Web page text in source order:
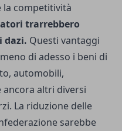
la competitività
trarrebbero
dazi. Questi vantaggi
di adesso i beni di
automobili,
altri diversi
La riduzione delle
sarebbe